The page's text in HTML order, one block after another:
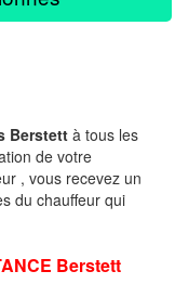
Berstett à tous les
de votre
, vous recevez un
du chauffeur qui
Berstett